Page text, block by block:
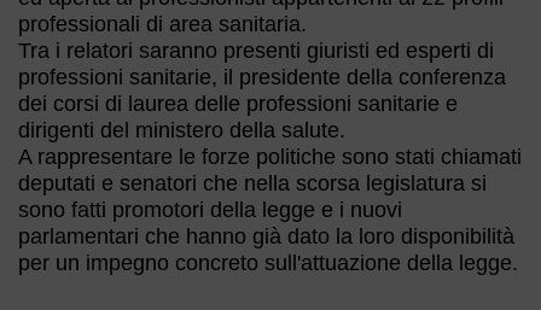
professionali di area sanitaria.
Tra i relatori saranno presenti giuristi ed esperti di
professioni sanitarie, il presidente della conferenza
dei corsi di laurea delle professioni sanitarie e
dirigenti del ministero della salute.
A rappresentare le forze politiche sono stati chiamati
deputati e senatori che nella scorsa legislatura si
sono fatti promotori della legge e i nuovi
parlamentari che hanno già dato la loro disponibilità
per un impegno concreto sull'attuazione della legge.